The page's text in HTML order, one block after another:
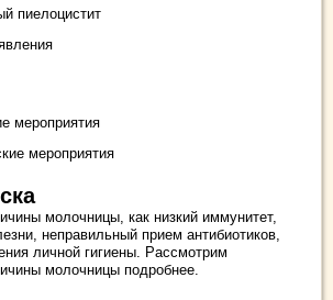
пиелоцистит
мероприятия
мероприятия
молочницы, как низкий иммунитет,
неправильный прием антибиотиков,
личной гигиены. Рассмотрим
молочницы подробнее.